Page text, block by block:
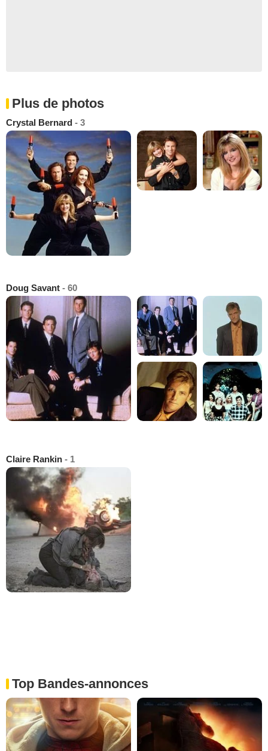
Plus de photos
Crystal Bernard - 3
Doug Savant - 60
Claire Rankin - 1
Top Bandes-annonces